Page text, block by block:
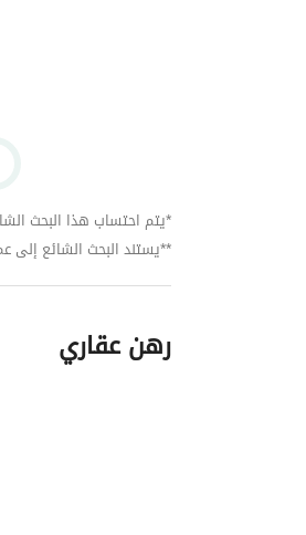
*يتم احتساب هذا البحث
**يستند البحث الشائع إلى
رهن عقاري